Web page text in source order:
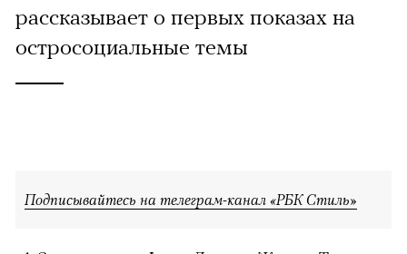
рассказывает о первых показах на
остросоциальные темы
Подписывайтесь на телеграм-канал «РБК Стиль»